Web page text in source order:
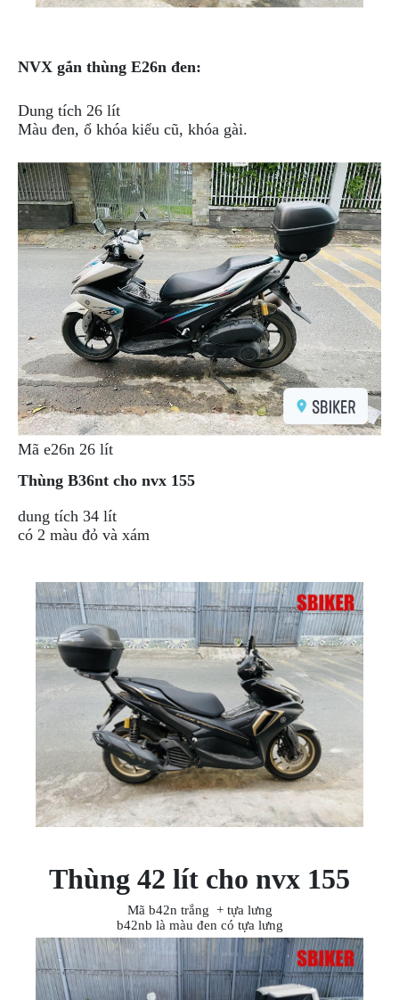
NVX gắn thùng E26n đen:
Dung tích 26 lít
Màu đen, ổ khóa kiểu cũ, khóa gài.
Mã e26n 26 lít
Thùng B36nt cho nvx 155
dung tích 34 lít
có 2 màu đỏ và xám
Thùng 42 lít cho nvx 155
Mã b42n trắng + tựa lưng
b42nb là màu đen có tựa lưng